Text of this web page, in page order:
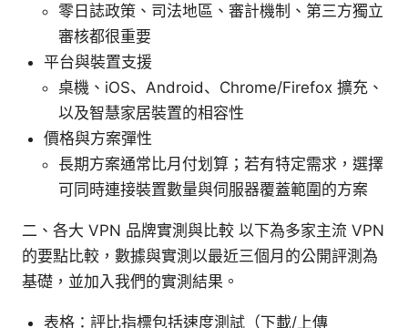
零日誌政策、司法地區、審計機制、第三方獨立
審核都很重要
平台與裝置支援
桌機、iOS、Android、Chrome/Firefox 擴充、
以及智慧家居裝置的相容性
價格與方案彈性
長期方案通常比月付划算；若有特定需求，選擇
可同時連接裝置數量與伺服器覆蓋範圍的方案
二、各大 VPN 品牌實測與比較 以下為多家主流 VPN
的要點比較，數據與實測以最近三個月的公開評測為
基礎，並加入我們的實測結果。
表格：評比指標包括速度測試（下載/上傳